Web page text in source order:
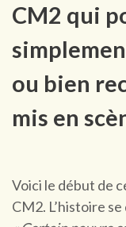
CM2 qui
ou bien
mis en
Voici le début de
CM2. L’histoire